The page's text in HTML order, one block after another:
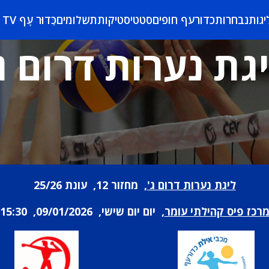
נבחרותכדורעף חופיםסטטיסטיקותתשלומיםכַּדוּר עָף TV
נערות דרום
ליגת נערות דרום ג', מחזור 12, עונת 25/26
מרכז פיס קהילתי עומר, יום יום שישי, 09/01/2026, 15:30